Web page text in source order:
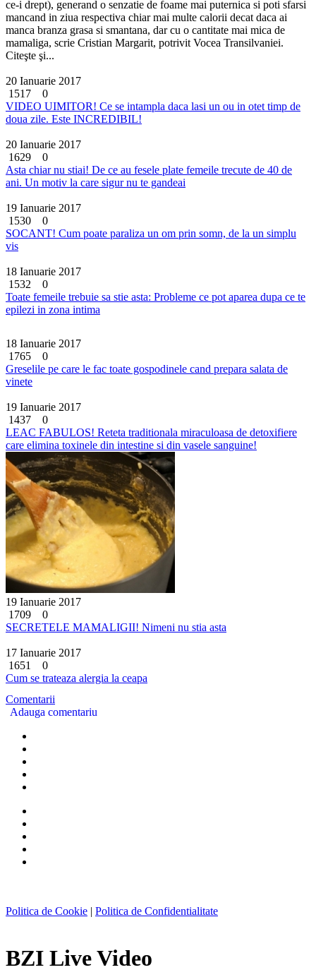
ce-i drept), generand o senzatie de foame mai puternica si poti sfarsi
mancand in ziua respectiva chiar mai multe calorii decat daca ai
manca branza grasa si smantana, dar cu o cantitate mai mica de
mamaliga, scrie Cristian Margarit, potrivit Vocea Transilvaniei.
Citeşte şi...
20 Ianuarie 2017
1517
0
VIDEO UIMITOR! Ce se intampla daca lasi un ou in otet timp de
doua zile. Este INCREDIBIL!
20 Ianuarie 2017
1629
0
Asta chiar nu stiai! De ce au fesele plate femeile trecute de 40 de
ani. Un motiv la care sigur nu te gandeai
19 Ianuarie 2017
1530
0
SOCANT! Cum poate paraliza un om prin somn, de la un simplu
vis
18 Ianuarie 2017
1532
0
Toate femeile trebuie sa stie asta: Probleme ce pot aparea dupa ce te
epilezi in zona intima
18 Ianuarie 2017
1765
0
Greselile pe care le fac toate gospodinele cand prepara salata de
vinete
19 Ianuarie 2017
1437
0
LEAC FABULOS! Reteta traditionala miraculoasa de detoxifiere
care elimina toxinele din intestine si din vasele sanguine!
19 Ianuarie 2017
1709
0
SECRETELE MAMALIGII! Nimeni nu stia asta
17 Ianuarie 2017
1651
0
Cum se trateaza alergia la ceapa
Comentarii
Adauga comentariu
Politica de Cookie | Politica de Confidentialitate
BZI Live Video